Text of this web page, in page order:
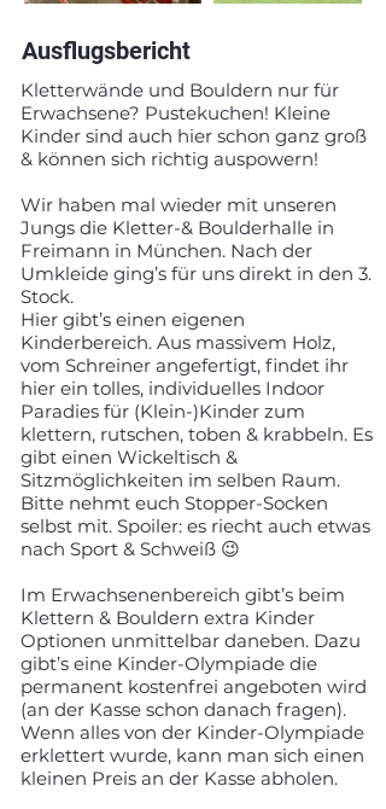
Ausflugsbericht
Kletterwände und Bouldern nur für
Erwachsene? Pustekuchen! Kleine
Kinder sind auch hier schon ganz groß
& können sich richtig auspowern!
Wir haben mal wieder mit unseren
Jungs die Kletter-& Boulderhalle in
Freimann in München. Nach der
Umkleide ging’s für uns direkt in den 3.
Stock.
Hier gibt’s einen eigenen
Kinderbereich. Aus massivem Holz,
vom Schreiner angefertigt, findet ihr
hier ein tolles, individuelles Indoor
Paradies für (Klein-)Kinder zum
klettern, rutschen, toben & krabbeln. Es
gibt einen Wickeltisch &
Sitzmöglichkeiten im selben Raum.
Bitte nehmt euch Stopper-Socken
selbst mit. Spoiler: es riecht auch etwas
nach Sport & Schweiß 😉
Im Erwachsenenbereich gibt’s beim
Klettern & Bouldern extra Kinder
Optionen unmittelbar daneben. Dazu
gibt’s eine Kinder-Olympiade die
permanent kostenfrei angeboten wird
(an der Kasse schon danach fragen).
Wenn alles von der Kinder-Olympiade
erklettert wurde, kann man sich einen
kleinen Preis an der Kasse abholen.